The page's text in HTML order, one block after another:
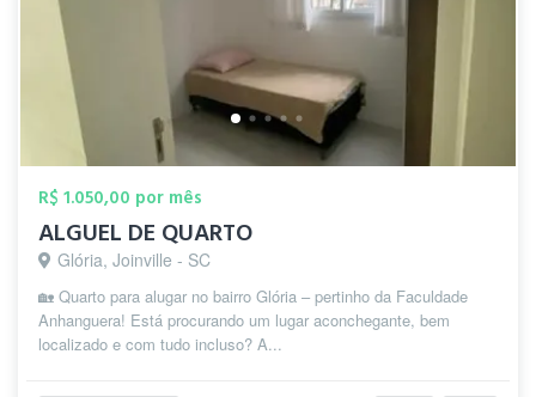
R$ 1.050,00 por mês
ALGUEL DE QUARTO
Glória, Joinville - SC
🏡 Quarto para alugar no bairro Glória – pertinho da Faculdade
Anhanguera! Está procurando um lugar aconchegante, bem
localizado e com tudo incluso? A...